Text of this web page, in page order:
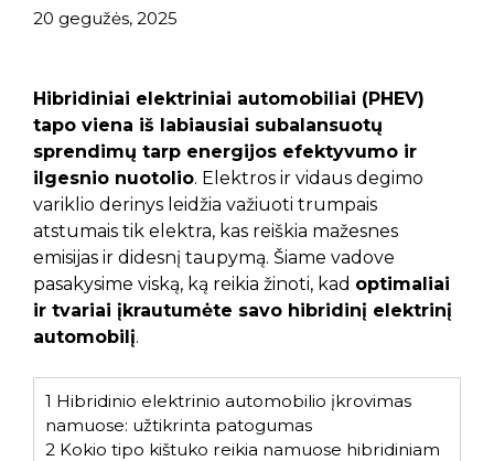
20 gegužės, 2025
Hibridiniai elektriniai automobiliai (PHEV)
tapo viena iš labiausiai subalansuotų
sprendimų tarp energijos efektyvumo ir
ilgesnio nuotolio. Elektros ir vidaus degimo
variklio derinys leidžia važiuoti trumpais
atstumais tik elektra, kas reiškia mažesnes
emisijas ir didesnį taupymą. Šiame vadove
pasakysime viską, ką reikia žinoti, kad optimaliai
ir tvariai įkrautumėte savo hibridinį elektrinį
automobilį.
1 Hibridinio elektrinio automobilio įkrovimas
namuose: užtikrinta patogumas
2 Kokio tipo kištuko reikia namuose hibridiniam